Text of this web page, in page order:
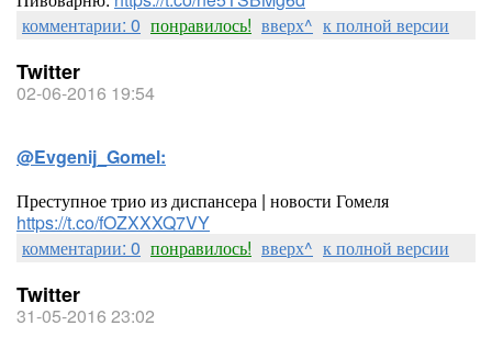
комментарии: 0 понравилось! вверх^ к полной версии
Twitter
02-06-2016 19:54
@Evgenij_Gomel:
Преступное трио из диспансера | новости Гомеля
https://t.co/fOZXXXQ7VY
комментарии: 0 понравилось! вверх^ к полной версии
Twitter
31-05-2016 23:02